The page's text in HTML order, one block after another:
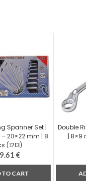
Spanner Set |
20×22 mm | 8
(1213)
€
TO CART
Double
| 8×9